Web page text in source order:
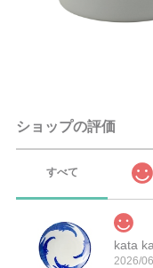
ショップの評価
すべて
kata
2026/